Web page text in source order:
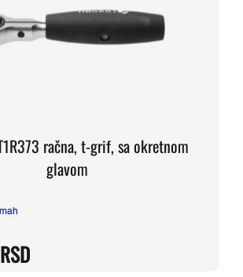
račna, t-grif, sa okretnom
glavom
RSD